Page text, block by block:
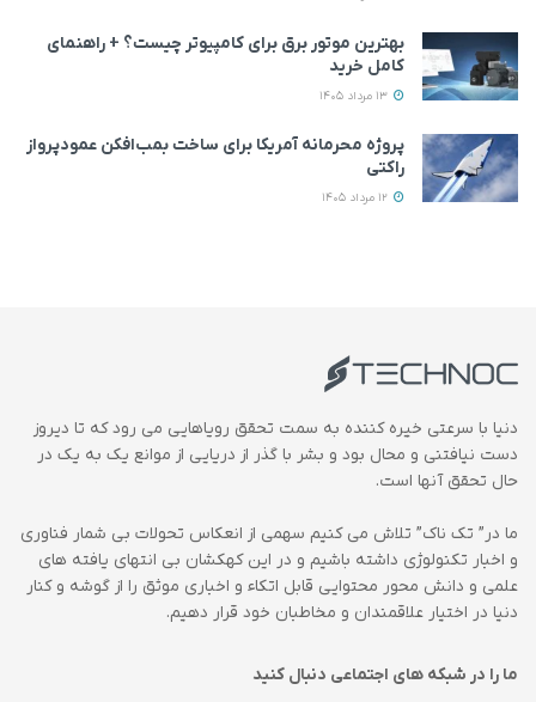
بهترین موتور برق برای کامپیوتر چیست؟ + راهنمای
کامل خرید
پروژه محرمانه آمریکا برای ساخت بمب‌افکن عمودپرواز
راکتی
دنیا با سرعتی خیره کننده به سمت تحقق رویاهایی می رود که تا دیروز
دست نیافتنی و محال بود و بشر با گذر از دریایی از موانع یک به یک در
حال تحقق آنها است.
ما در” تک ناک” تلاش می کنیم سهمی از انعکاس تحولات بی شمار فناوری
و اخبار تکنولوژی داشته باشیم و در این کهکشان بی انتهای یافته های
علمی و دانش محور محتوایی قابل اتکاء و اخباری موثق را از گوشه و کنار
دنیا در اختیار علاقمندان و مخاطبان خود قرار دهیم.
ما را در شبکه های اجتماعی دنبال کنید